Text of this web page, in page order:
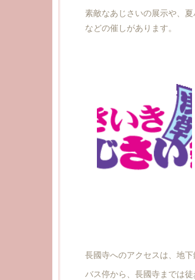
素敵なあじさいの展示や、
などの催しがあります。
長國寺へのアクセスは、地
バス停から、長國寺までは徒